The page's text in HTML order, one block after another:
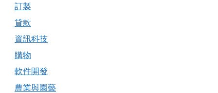
訂製
貸款
資訊科技
購物
軟件開發
農業與園藝